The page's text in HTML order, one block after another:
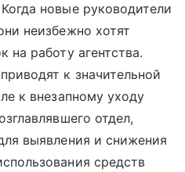
новые руководители
неизбежно хотят
на работу агентства.
к значительной
к внезапному уходу
отдел,
выявления и снижения
средств